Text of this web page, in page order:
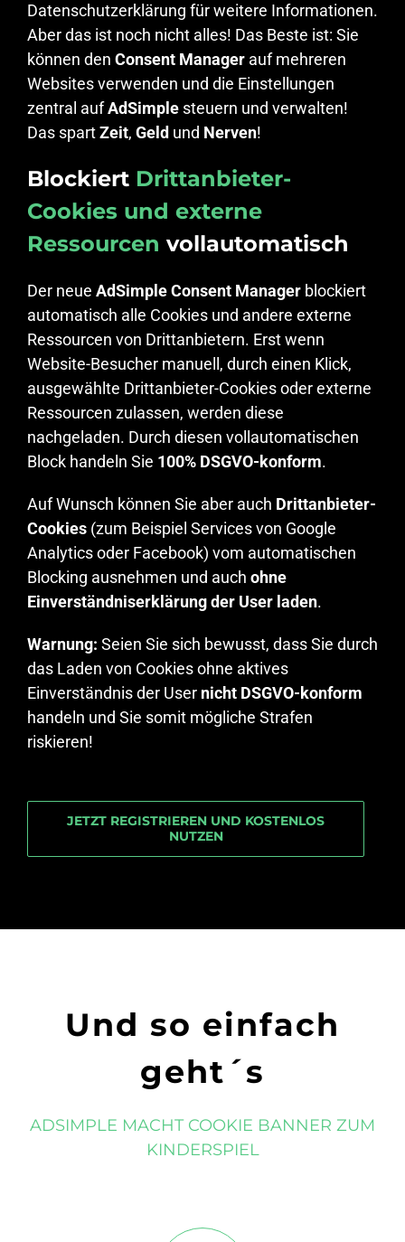
Datenschutzerklärung für weitere Informationen.
Aber das ist noch nicht alles! Das Beste ist: Sie
können den Consent Manager auf mehreren
Websites verwenden und die Einstellungen
zentral aufAdSimple steuern und verwalten!
Das spartZeit, Geld und Nerven!
Blockiert Drittanbieter-
Cookies und externe
Ressourcen vollautomatisch
Der neue AdSimple Consent Manager blockiert
automatisch alle Cookies und andere externe
Ressourcen von Drittanbietern. Erst wenn
Website-Besucher manuell, durch einen Klick,
ausgewählte Drittanbieter-Cookies oder externe
Ressourcen zulassen, werden diese
nachgeladen. Durch diesen vollautomatischen
Block handeln Sie 100% DSGVO-konform.
Auf Wunsch können Sie aber auch Drittanbieter-
Cookies (zum Beispiel Services von Google
Analytics oder Facebook) vom automatischen
Blocking ausnehmen und auch ohne
Einverständniserklärung der User laden.
Warnung: Seien Sie sich bewusst, dass Sie durch
das Laden von Cookies ohne aktives
Einverständnis der User nicht DSGVO-konform
handeln und Sie somit mögliche Strafen
riskieren!
JETZT REGISTRIEREN UND KOSTENLOS
NUTZEN
Und so einfach
geht´s
ADSIMPLE MACHT COOKIE BANNER ZUM
KINDERSPIEL